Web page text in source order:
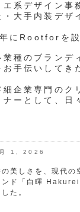
エ系デザイン事
・大手内装デザ
にRootforを設
業種のブランデ
お手伝いしてき
細企業専門のク
ナーとして、日
1, 2026
の美しさを、現代の
ンド「白暉 Hakurei
した。